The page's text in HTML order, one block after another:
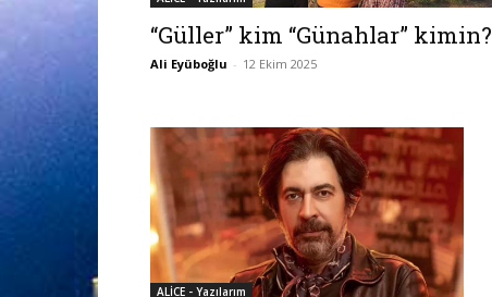
“Güller” kim “Günahlar” kimin?
Ali Eyüboğlu - 12 Ekim 2025
ALİCE - Yazılarım